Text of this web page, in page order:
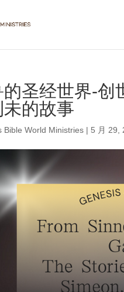
的圣经世界-创
的故事
Bible World Ministries | 5 月 29,